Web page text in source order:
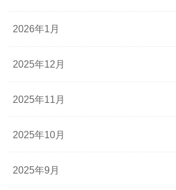
2026年1月
2025年12月
2025年11月
2025年10月
2025年9月